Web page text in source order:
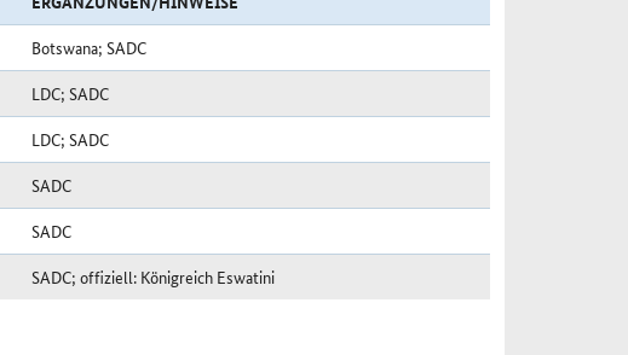
Botswana; SADC
LDC; SADC
LDC; SADC
SADC
SADC
SADC; offiziell: Königreich Eswatini